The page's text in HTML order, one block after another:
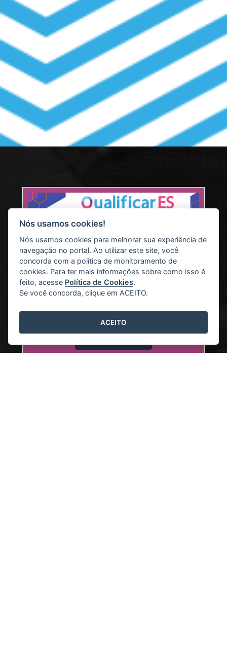
12/03/2024
Acesso ao Ambiente Virtual
Qualificar ES
Leia mais
Nós usamos cookies!
Nós usamos cookies para melhorar sua experiência de
navegação no portal. Ao utilizar este site, você
concorda com a política de monitoramento de
cookies. Para ter mais informações sobre como isso é
feito, acesse Política de Cookies.
Se você concorda, clique em ACEITO.
ACEITO